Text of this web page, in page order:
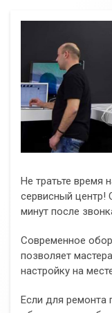
Не тратьте время
сервисный центр!
минут после
Современное
позволяет
настройку на
Если для ремонта